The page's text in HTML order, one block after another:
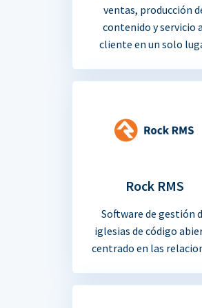
ventas, producción
contenido y servicio
cliente en un solo
Rock RMS
Software de gestión
iglesias de código
centrado en las